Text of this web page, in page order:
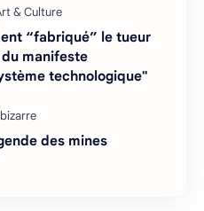
“fabriqué” le tueur
manifeste
technologique"
des mines